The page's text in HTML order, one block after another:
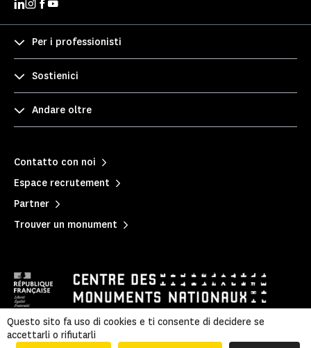
Per i professionisti
Sostienici
Andare oltre
Contatto con noi
Espace recrutement
Partner
Trouver un monument
Mentions légales |
Questo sito fa uso di cookies e ti consente di decidere se
accettarli o rifiutarli